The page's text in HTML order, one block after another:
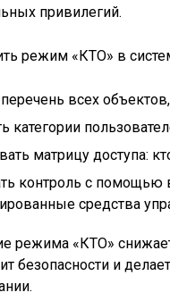
привилегий.
режим «КТО» в
всех
категории
матрицу доступа:
контроль с помощью
средства
режима «КТО»
безопасности и